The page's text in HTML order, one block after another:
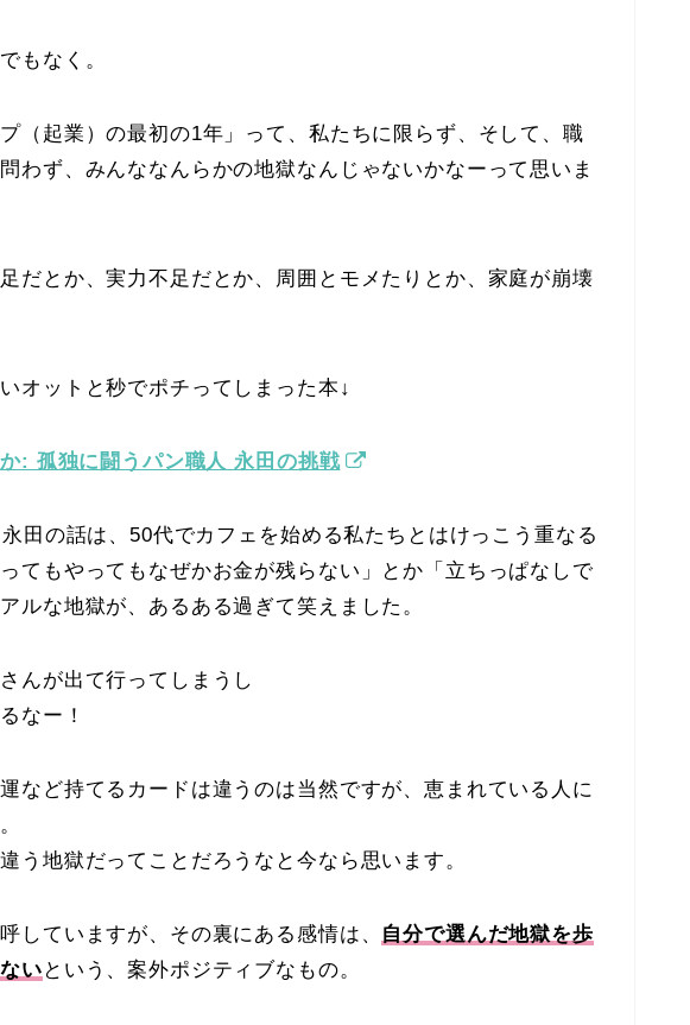
もなく。
（起業）の最初の1年」って、私たちに限らず、そして、職
わず、みんななんらかの地獄なんじゃないかなーって思いま
だとか、実力不足だとか、周囲とモメたりとか、家庭が崩壊
オットと秒でポチってしまった本↓
: 孤独に闘うパン職人 永田の挑戦
田の話は、50代でカフェを始める私たちとはけっこう重なる
てもやってもなぜかお金が残らない」とか「立ちっぱなしで
ルな地獄が、あるある過ぎて笑えました。
んが出て行ってしまうし
なー！
など持てるカードは違うのは当然ですが、恵まれている人に
う地獄だってことだろうなと今なら思います。
していますが、その裏にある感情は、 自分で選んだ地獄を歩
い という、案外ポジティブなもの。